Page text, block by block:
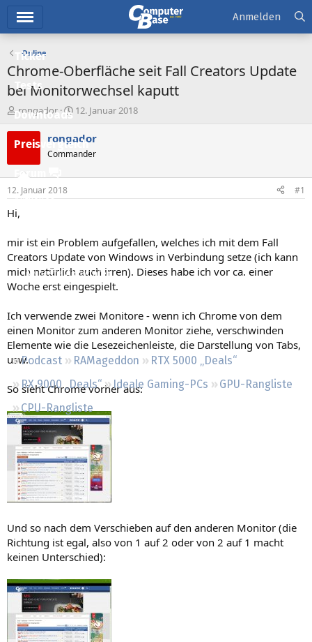
Ticker
Tests
Downloads
Preisvergleich
Forum
Aktuelles
Neue Beiträge
Neueste Aktivitäten
Regeln
Podcast RAMageddon
RTX 5000 „Deals“
RX 9000 „Deals“
Ideale Gaming-PCs
GPU-Rangliste
CPU-Rangliste
Anmelden
Online
Chrome-Oberfläche seit Fall Creators Update
bei Monitorwechsel kaputt
E
r
s
t
e
rongador
E
s
e
t
12. Januar 2018
rongador
Commander
12. Januar 2018 #1
Hi,
mir ist ein Problem aufgefallen, welches ich mit dem Fall
Creators Update von Windows in Verbindung setze (ich kann
mich natürlich auch irren). Dieses habe ich vor ca. einer
Woche erst eingespielt.
Ich verwende zwei Monitore - wenn ich Chrome von dem
einen Monitor zum anderen Monitor ziehe, verschwinden
Elemente wie die Lesezeichenleiste, die Darstellung von Tabs,
usw.
So sieht Chrome vorher aus:
Und so nach dem Verschieben auf den anderen Monitor (die
Richtung ist egal, also von 1 auf 2 oder von 2 auf 1 macht
keinen Unterschied):